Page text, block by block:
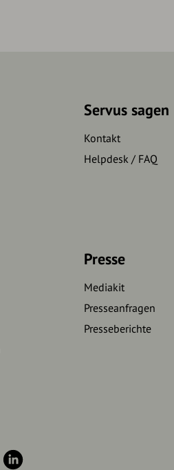
Servus sagen
Kontakt
Helpdesk / FAQ
Presse
Mediakit
Presseanfragen
Presseberichte